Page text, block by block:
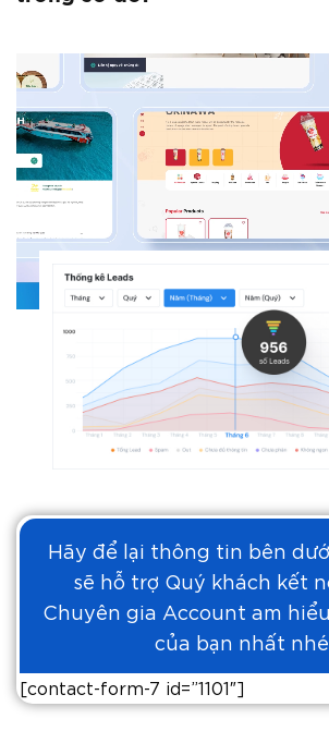
Hãy để lại thông tin bên
sẽ hỗ trợ Quý khách kết
Chuyên gia Account am
của bạn nhất
[contact-form-7 id=”1101″]